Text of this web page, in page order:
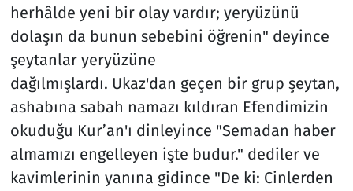
herhâlde yeni bir olay vardır; yeryüzünü
dolaşın da bunun sebebini öğrenin" deyince
şeytanlar yeryüzüne
dağılmışlardı. Ukaz'dan geçen bir grup şeytan,
ashabına sabah namazı kıldıran Efendimizin
okuduğu Kur’an'ı dinleyince "Semadan haber
almamızı engelleyen işte budur." dediler ve
kavimlerinin yanına gidince "De ki: Cinlerden